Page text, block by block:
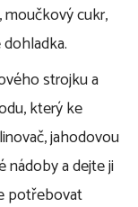
cukr,
strojku a
který ke
jahodovou
nádoby a dejte ji
potřebovat